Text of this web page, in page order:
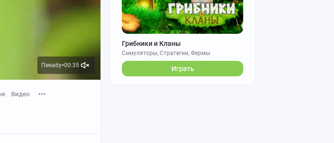
Грибники и Кланы
Симуляторы, Стратегии, Фермы
Играть
Пикабу●00:35
Видео